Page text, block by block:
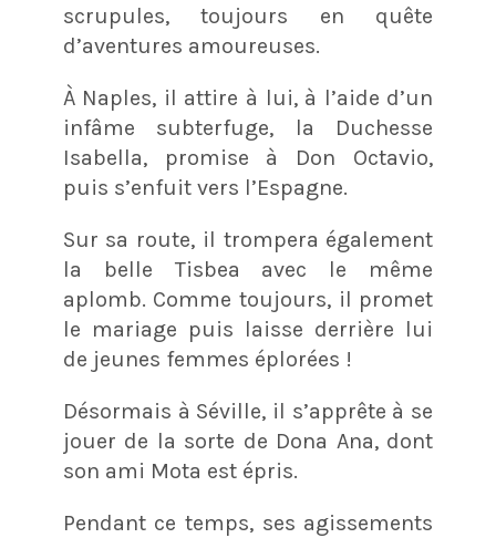
scrupules, toujours en quête
d’aventures amoureuses.
À Naples, il attire à lui, à l’aide d’un
infâme subterfuge, la Duchesse
Isabella, promise à Don Octavio,
puis s’enfuit vers l’Espagne.
Sur sa route, il trompera également
la belle Tisbea avec le même
aplomb. Comme toujours, il promet
le mariage puis laisse derrière lui
de jeunes femmes éplorées !
Désormais à Séville, il s’apprête à se
jouer de la sorte de Dona Ana, dont
son ami Mota est épris.
Pendant ce temps, ses agissements